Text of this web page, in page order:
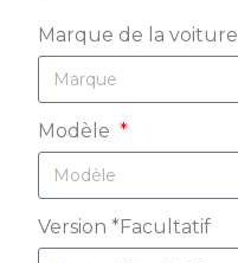
Marque de la voiture
Modèle
Version *Facultatif